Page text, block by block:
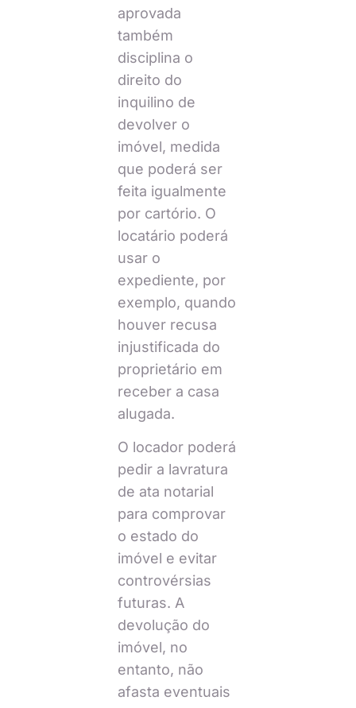
aprovada
também
disciplina o
direito do
inquilino de
devolver o
imóvel, medida
que poderá ser
feita igualmente
por cartório. O
locatário poderá
usar o
expediente, por
exemplo, quando
houver recusa
injustificada do
proprietário em
receber a casa
alugada.
O locador poderá
pedir a lavratura
de ata notarial
para comprovar
o estado do
imóvel e evitar
controvérsias
futuras. A
devolução do
imóvel, no
entanto, não
afasta eventuais